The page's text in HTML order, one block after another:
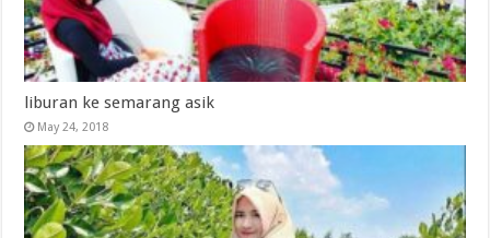
liburan ke semarang asik
May 24, 2018